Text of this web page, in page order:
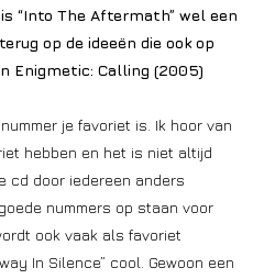
“Into The Aftermath” wel een
op de ideeën die ook op
Enigmetic: Calling (2005)
je favoriet is. Ik hoor van
hebben en het is niet altijd
cd door iedereen anders
nummers op staan voor
ook vaak als favoriet
In Silence” cool. Gewoon een